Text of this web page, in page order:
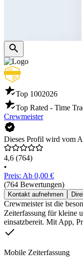
Top 1002026
Top Rated - Time
Crewmeister
Dieses Profil wird vom
4,6 (764)
•
Preis: Ab 0,00 €
(764 Bewertungen)
Kontakt aufnehmen
Crewmeister ist die
Zeiterfassung für kleine
einsatzbereit. Mit App,
Mobile Zeiterfassung